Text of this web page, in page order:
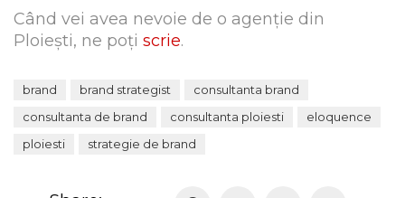
Când vei avea nevoie de o agenție din
Ploiești, ne poți scrie.
brand brand strategist
consultanta brand
consultanta de brand
consultanta ploiesti
eloquence
ploiesti
strategie de brand